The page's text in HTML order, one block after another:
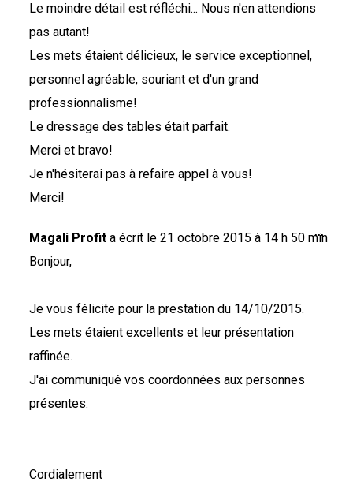
Le moindre détail est réfléchi... Nous n'en attendions
pas autant!
Les mets étaient délicieux, le service exceptionnel,
personnel agréable, souriant et d'un grand
professionnalisme!
Le dressage des tables était parfait.
Merci et bravo!
Je n'hésiterai pas à refaire appel à vous!
Merci!
Magali Profit a écrit le21 octobre 2015 à 14 h 50 min
Bonjour,
Je vous félicite pour la prestation du 14/10/2015.
Les mets étaient excellents et leur présentation
raffinée.
J'ai communiqué vos coordonnées aux personnes
présentes.
Cordialement
...
cette